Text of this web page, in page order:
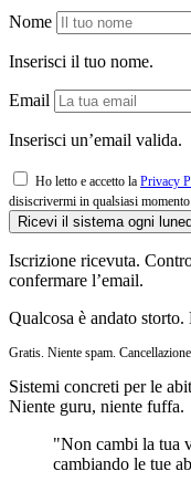
Nome
Inserisci il tuo nome.
Email
Inserisci un’email valida.
Ho letto e accetto la Privacy
disiscrivermi in qualsiasi momento.
Ricevi il sistema ogni
Iscrizione ricevuta.
confermare l’email.
Qualcosa è andato storto.
Gratis. Niente spam.
Sistemi concreti per le
Niente guru, niente fuffa.
"Non cambi la tua
cambiando le tue